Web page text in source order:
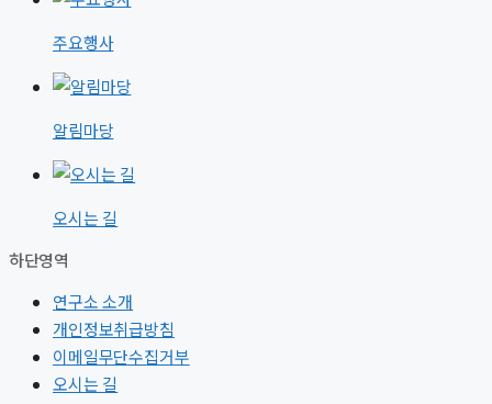
주요행사
알림마당
오시는 길
하단영역
연구소 소개
개인정보취급방침
이메일무단수집거부
오시는 길